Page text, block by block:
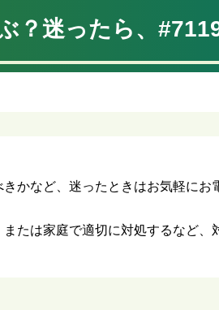
？迷ったら、#7119
かなど、迷ったときはお気軽にお
たは家庭で適切に対処するなど、